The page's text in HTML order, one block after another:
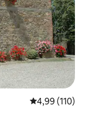
4,99 de uma
4,99 (110)